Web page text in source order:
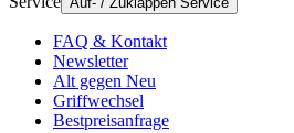
FAQ & Kontakt
Newsletter
Alt gegen Neu
Griffwechsel
Bestpreisanfrage